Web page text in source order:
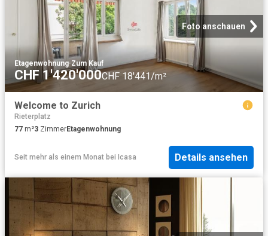
Foto anschauen
Etagenwohnung·Zum Kauf
CHF 1'420'000CHF 18'441/m²
Welcome to Zurich
Rieterplatz
77 m²3 ZimmerEtagenwohnung
Seit mehr als einem Monat bei Icasa Details ansehen